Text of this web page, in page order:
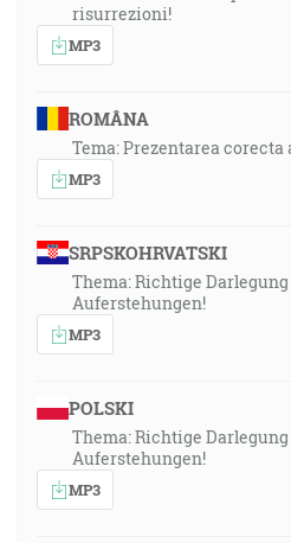
risurrezioni!
MP3
ROMÂNA
Tema: Prezentarea
MP3
SRPSKOHRVATSKI
Thema: Richtige
Auferstehungen!
MP3
POLSKI
Thema: Richtige
Auferstehungen!
MP3